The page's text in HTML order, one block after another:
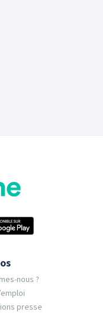
nous ?
presse